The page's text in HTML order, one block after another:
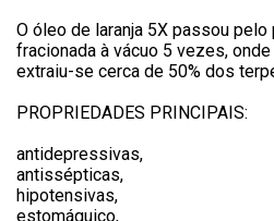
O óleo de laranja 5X passou
fracionada à vácuo 5 vezes,
extraiu-se cerca de 50% dos
PROPRIEDADES PRINCIPAIS:
antidepressivas,
antissépticas,
hipotensivas,
estomáquico,